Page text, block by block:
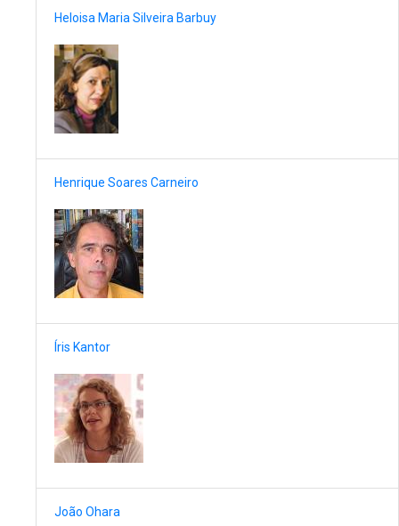
Heloisa Maria Silveira Barbuy
Henrique Soares Carneiro
Íris Kantor
João Ohara